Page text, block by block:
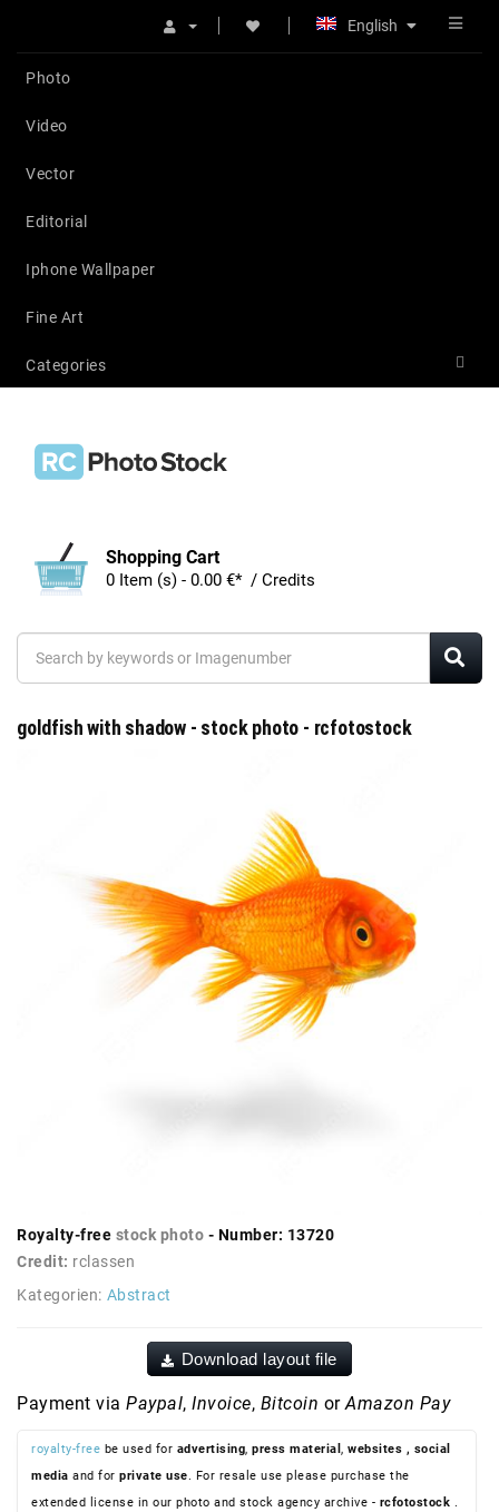
English
Photo
Video
Vector
Editorial
Iphone Wallpaper
Fine Art
Categories
Shopping Cart
0 Item (s) - 0.00 €* / Credits
goldfish with shadow - stock photo - rcfotostock
Royalty-free stock photo - Number: 13720
Credit: rclassen
Kategorien: Abstract
Download layout file
Payment via Paypal, Invoice, Bitcoin orAmazon Pay
royalty-free be used for advertising, press material , websites , social
media and for private use. For resale use please purchase the
extended license in our photo and stock agency archive - rcfotostock .